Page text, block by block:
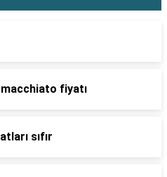
fiyatı
sıfır